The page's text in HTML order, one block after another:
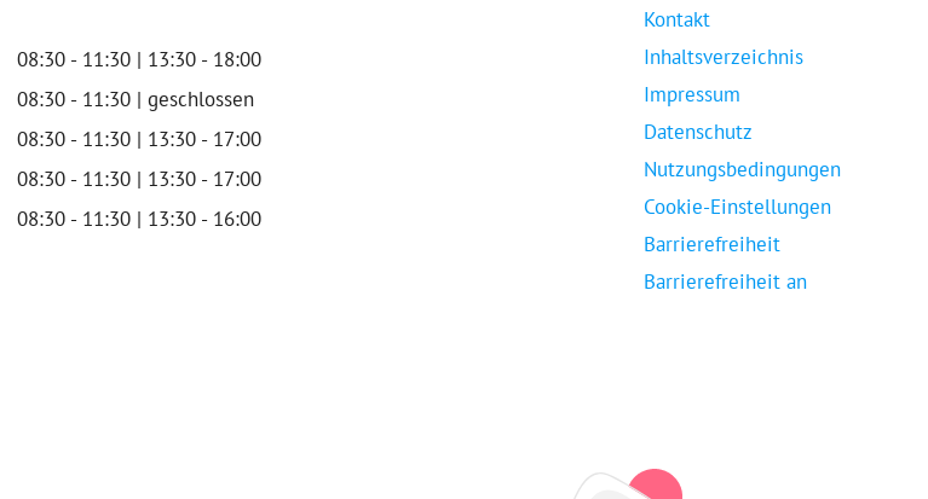
08:30 - 11:30 | 13:30 - 18:00
08:30 - 11:30 | geschlossen
08:30 - 11:30 | 13:30 - 17:00
08:30 - 11:30 | 13:30 - 17:00
08:30 - 11:30 | 13:30 - 16:00
Kontakt
Inhaltsverzeichnis
Impressum
Datenschutz
Nutzungsbedingungen
Cookie-Einstellungen
Barrierefreiheit
Barrierefreiheit an